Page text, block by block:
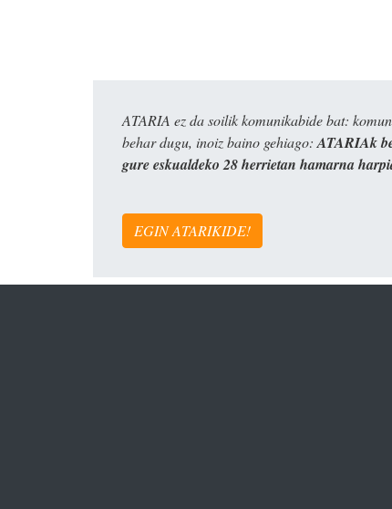
ATARIA ez da soilik komunikabide bat:
behar dugu, inoiz baino gehiago:ATARIAk
gure eskualdeko 28 herrietan hamarna
EGIN ATARIKIDE!